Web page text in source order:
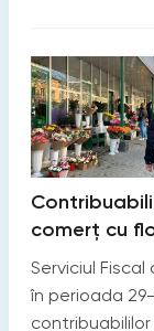
comerț cu
Serviciul
în perioada